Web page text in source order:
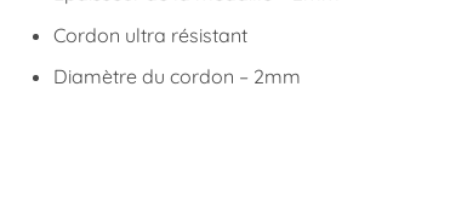
Cordon ultra résistant
Diamètre du cordon – 2mm